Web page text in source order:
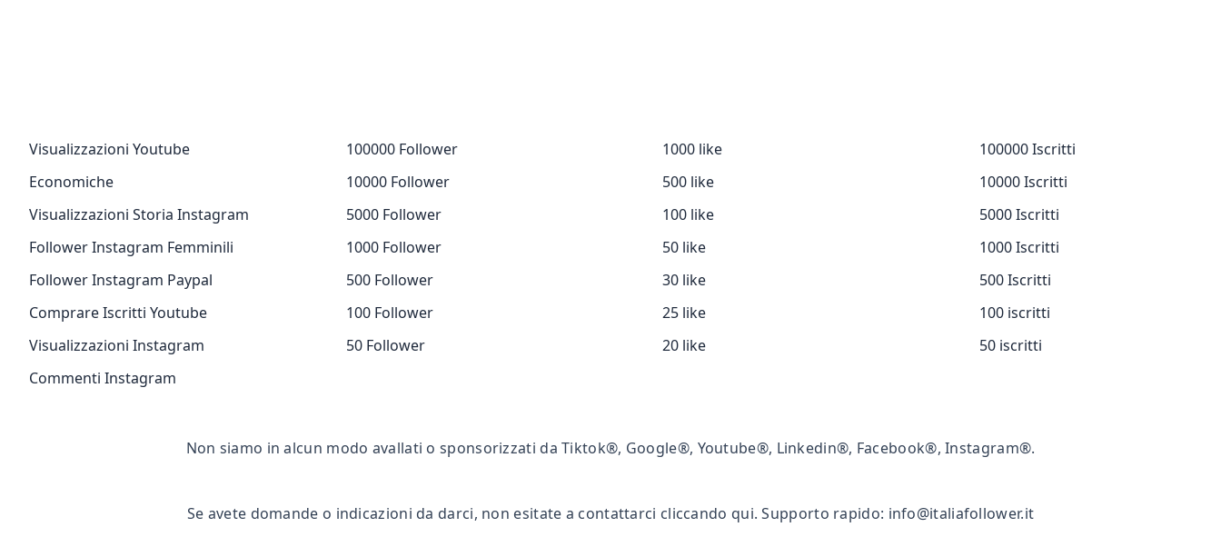
Visualizzazioni Youtube
Economiche
Visualizzazioni Storia Instagram
Follower Instagram Femminili
Follower Instagram Paypal
Comprare Iscritti Youtube
Visualizzazioni Instagram
Commenti Instagram
100000 Follower
10000 Follower
5000 Follower
1000 Follower
500 Follower
100 Follower
50 Follower
1000 like
500 like
100 like
50 like
30 like
25 like
20 like
100000 Iscritti
10000 Iscritti
5000 Iscritti
1000 Iscritti
500 Iscritti
100 iscritti
50 iscritti
Non siamo in alcun modo avallati o sponsorizzati da Tiktok®, Google®, Youtube®, Linkedin®, Facebook®, Instagram®.
Se avete domande o indicazioni da darci, non esitate a contattarci cliccando qui. Supporto rapido: info@italiafollower.it